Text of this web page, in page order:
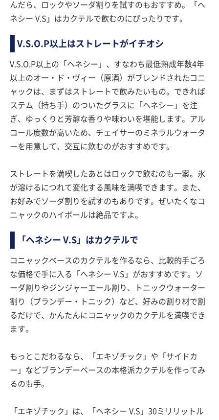
んだら、ロックやソーダ割りを試すのもおすすめ。「ヘ
ネシー V.S」はカクテルで飲むのにぴったりです。
V.S.O.P以上はストレートがイチオシ
V.S.O.P以上の「ヘネシー」、すなわち最低熟成年数4年
以上のオー・ド・ヴィー（原酒）がブレンドされたコニ
ャックは、まずはストレートで飲みたいもの。できれば
ステム（持ち手）のついたグラスに「ヘネシー」を注
ぎ、ゆっくりと芳醇な香りや味わいを堪能します。アル
コール度数が高いため、チェイサーのミネラルウォータ
ーを用意して、交互に飲むのがおすすめです。
ストレートを満喫したあとはロックで飲むのも一案。氷
が溶けるにつれて変化する風味を満喫できます。また、
お好みでソーダ割りを試すのもありです。ぜいたくなコ
ニャックのハイボールは絶品ですよ。
「ヘネシー V.S」はカクテルで
コニャックベースのカクテルを作るなら、比較的手ごろ
な価格で手に入る「ヘネシー V.S」がおすすめです。ソ
ーダ割りやジンジャーエール割り、トニックウォーター
割り（ブランデー・トニック）など、好みの割り材で割
るだけで、かんたんにコニャックのカクテルを満喫でき
ます。
もっとこだわるなら、「エキゾチック」や「サイドカ
ー」などブランデーベースの本格派カクテルを作ってみ
るのも手。
「エキゾチック」は、「ヘネシー V.S」30ミリリットル